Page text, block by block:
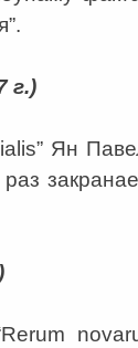
г.)
Ян